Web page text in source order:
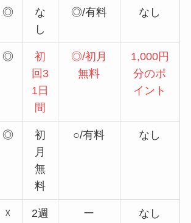
◎
な
し
◎/有料 なし
◎
初
回3
1日
間
◎/初月
無料
1,000円
分のポ
イント
◎
初
月
無
料
○/有料 なし
☓
2週
ー なし